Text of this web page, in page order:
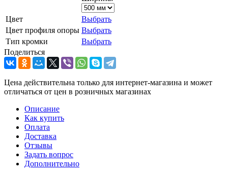
Цвет
Выбрать
Цвет профиля опоры Выбрать
Тип кромки
Выбрать
Поделиться
Цена действительна только для интернет-магазина и может
отличаться от цен в розничных магазинах
Описание
Как купить
Оплата
Доставка
Отзывы
Задать вопрос
Дополнительно